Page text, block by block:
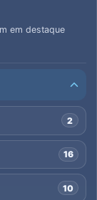
em destaque
2
16
10